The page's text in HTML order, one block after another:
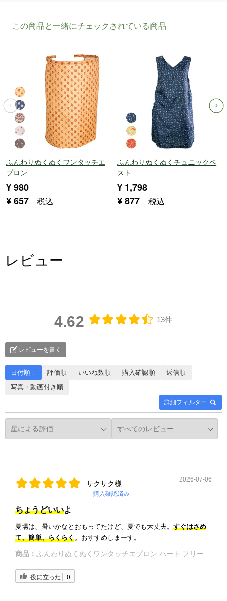
ふんわりぬくぬくワンタッチエ
プロン
¥ 980
¥ 657 税込
ふんわりぬくぬくチュニックベ
スト
¥ 1,798
¥877 税込
レビュー
4.62 13件
レビューを書く
詳細フィルター
日付順 ↓ 評価順 いいね数順 購入確認順
返信順
写真・動画付き順
サクサク様
購入確認済み
2026-07-06
ちょうどいいよ
夏場は、暑いかなとおもってたけど、夏でも大丈夫。 すぐはさめ
て、簡単、らくらく。おすすめしまーす。
商品： ふんわりぬくぬくワンタッチエプロン ハート フリー
役に立った 0